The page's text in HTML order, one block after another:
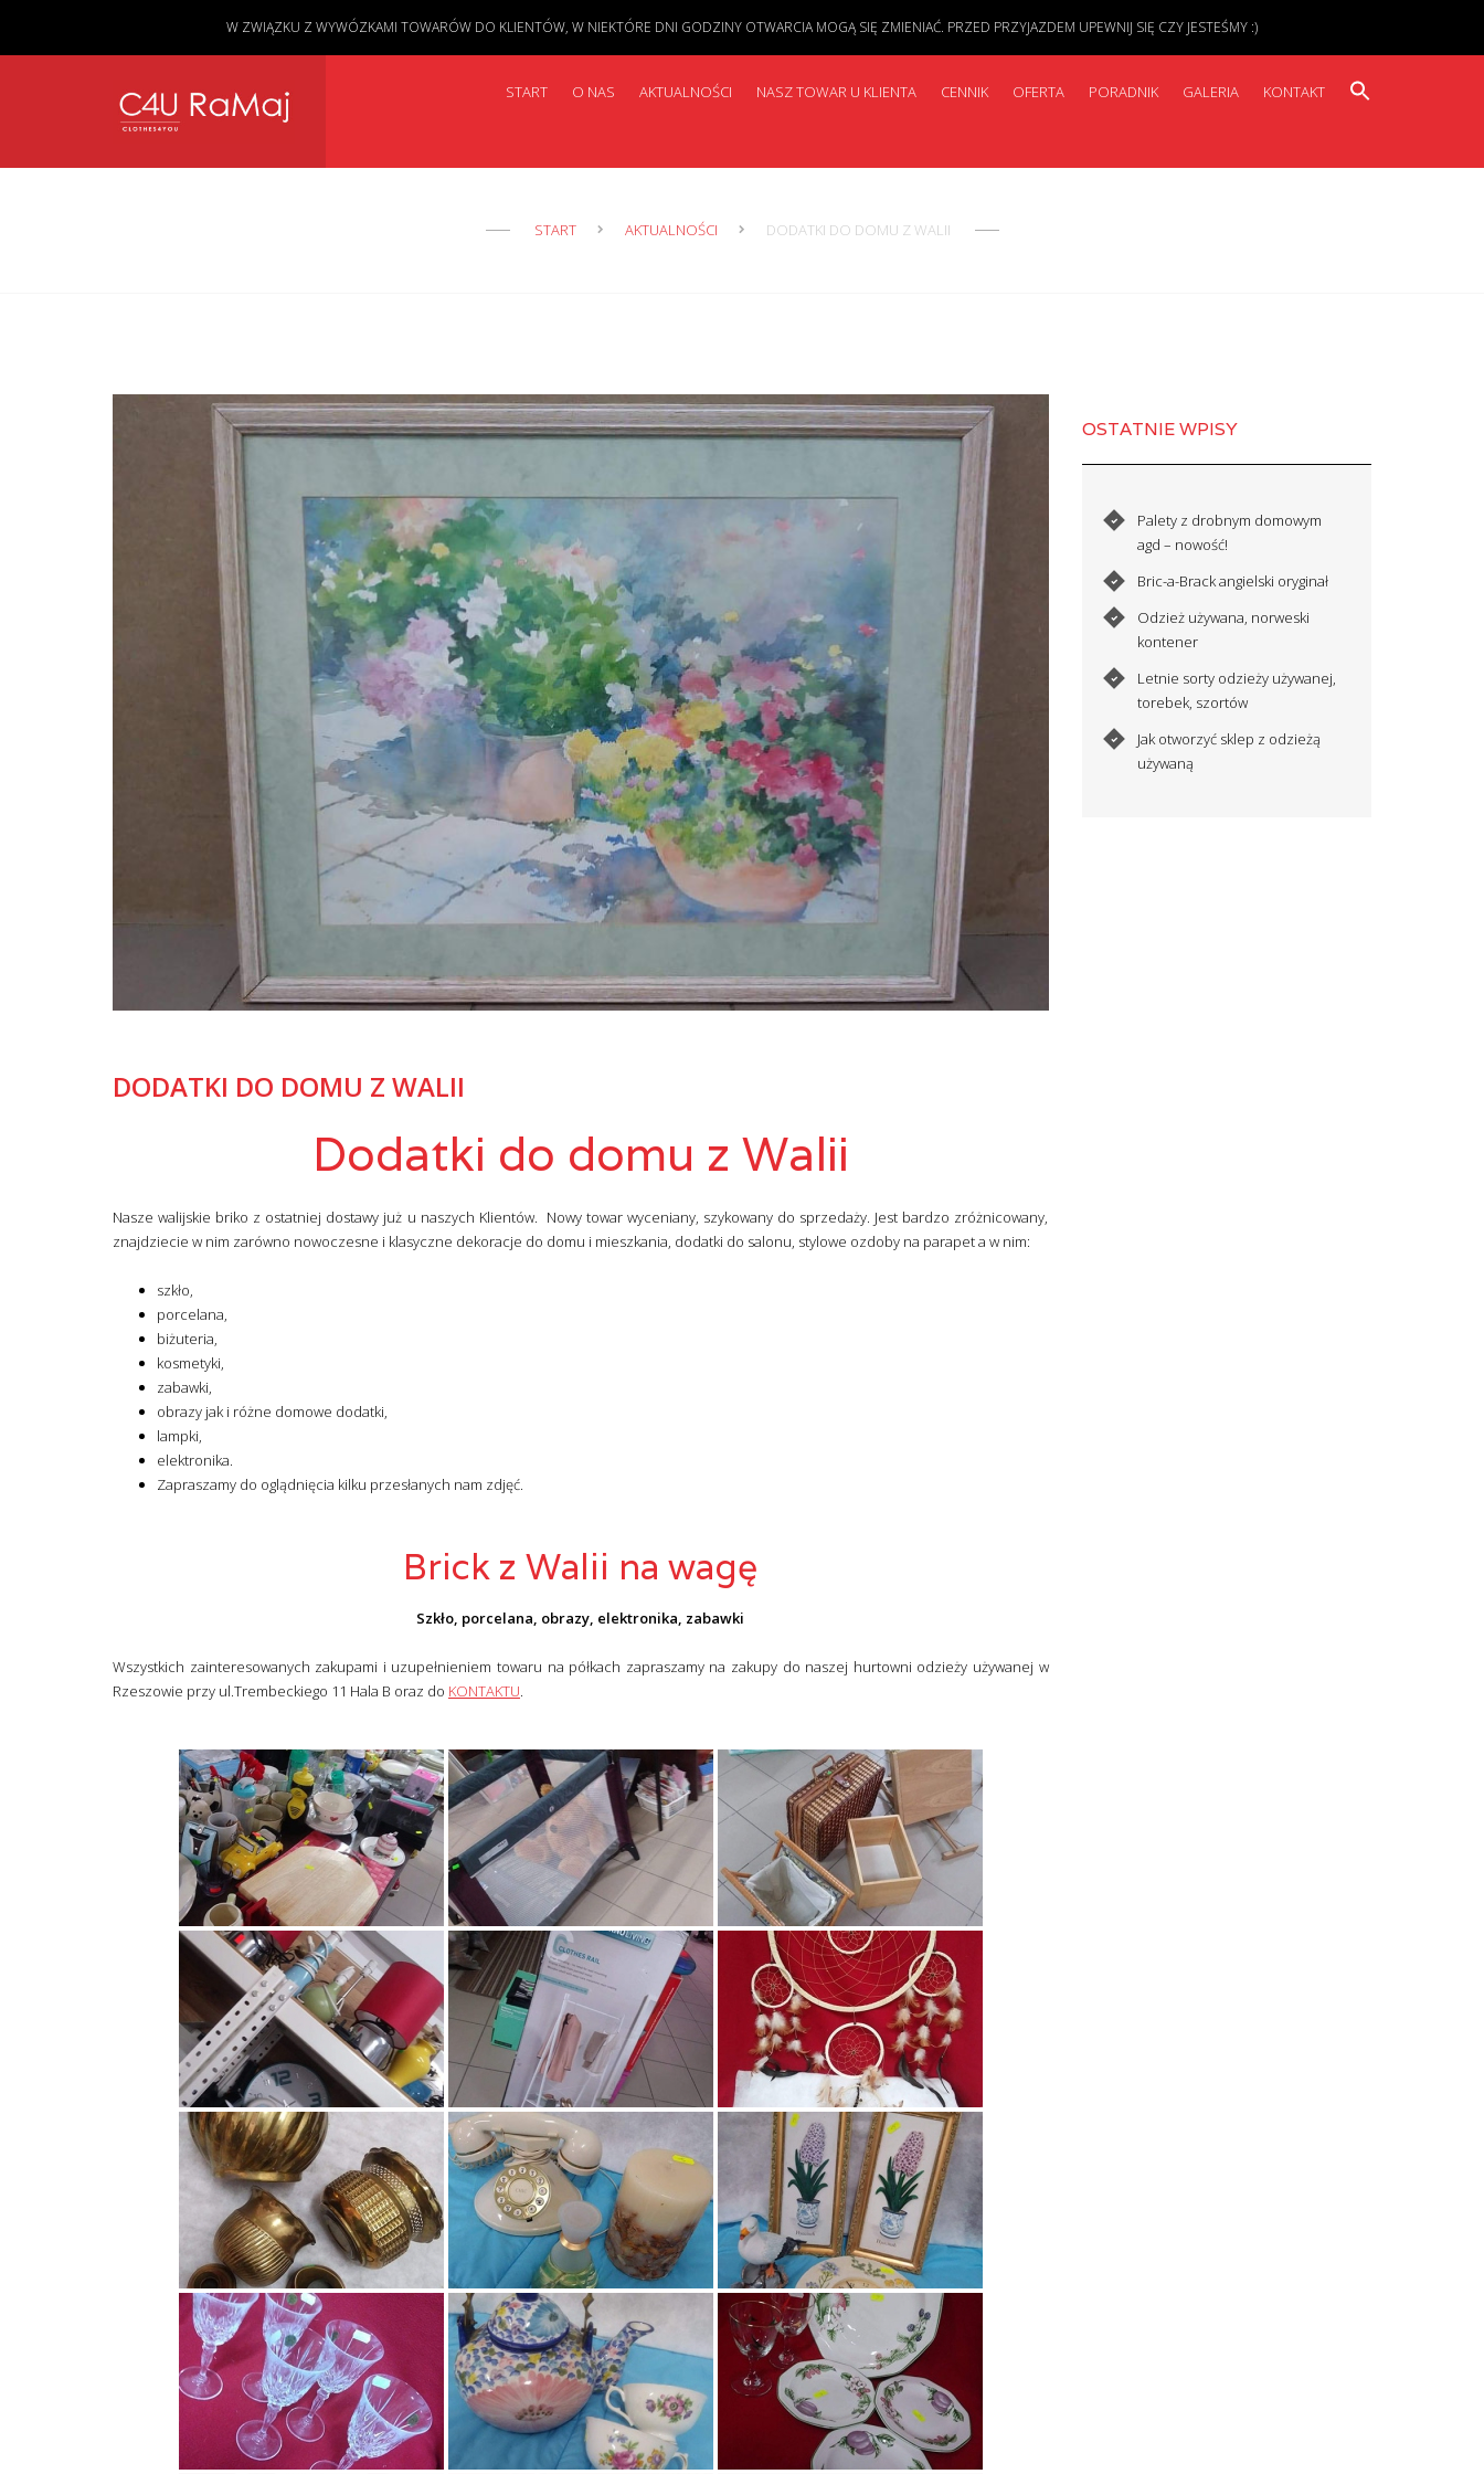
START O NAS AKTUALNOŚCI NASZ TOWAR U KLIENTA CENNIK OFERTA PORADNIK GALERIA KONTAKT
START AKTUALNOŚCI DODATKI DO DOMU Z WALII
DODATKI DO DOMU Z WALII
Dodatki do domu z Walii
Nasze walijskie briko z ostatniej dostawy już u naszych Klientów. Nowy towar wyceniany, szykowany do sprzedaży. Jest bardzo zróżnicowany,
znajdziecie w nim zarówno nowoczesne i klasyczne dekoracje do domu i mieszkania, dodatki do salonu, stylowe ozdoby na parapet a w nim:
szkło,
porcelana,
biżuteria,
kosmetyki,
zabawki,
obrazy jak i różne domowe dodatki,
lampki,
elektronika.
Zapraszamy do oglądnięcia kilku przesłanych nam zdjęć.
Brick z Walii na wagę
Szkło, porcelana, obrazy, elektronika, zabawki
Wszystkich zainteresowanych zakupami i uzupełnieniem towaru na półkach zapraszamy na zakupy do naszej hurtowni odzieży używanej w
Rzeszowie przy ul.Trembeckiego 11 Hala B oraz do KONTAKTU.
OSTATNIE WPISY
Palety z drobnym domowym
agd – nowość!
Bric-a-Brack angielski oryginał
Odzież używana, norweski
kontener
Letnie sorty odzieży używanej,
torebek, szortów
Jak otworzyć sklep z odzieżą
używaną
W ZWIĄZKU Z WYWÓZKAMI TOWARÓW DO KLIENTÓW, W NIEKTÓRE DNI GODZINY OTWARCIA MOGĄ SIĘ ZMIENIAĆ. PRZED PRZYJAZDEM UPEWNIJ SIĘ CZY JESTEŚMY :)